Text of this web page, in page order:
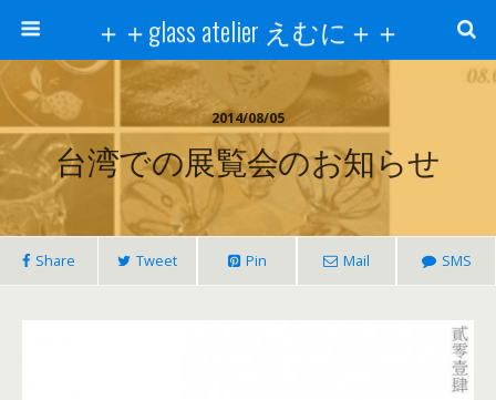
＋＋glass atelier えむに＋＋
2014/08/05
台湾での展覧会のお知らせ
Share Tweet Pin Mail SMS